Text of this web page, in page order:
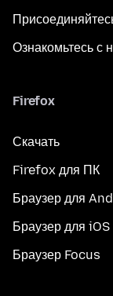
Ознакомьтесь с
Firefox
Скачать
Firefox для ПК
Браузер для
Браузер для iOS
Браузер Focus